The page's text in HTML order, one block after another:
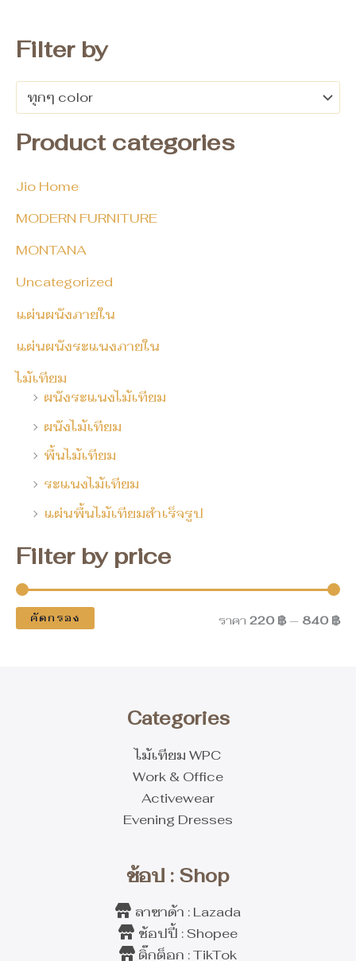
Filter by
ทุกๆ color
Product categories
Jio Home
MODERN FURNITURE
MONTANA
Uncategorized
แผ่นผนังภายใน
แผ่นผนังระแนงภายใน
ไม้เทียม
ผนังระแนงไม้เทียม
ผนังไม้เทียม
พื้นไม้เทียม
ระแนงไม้เทียม
แผ่นพื้นไม้เทียมสำเร็จรูป
Filter by price
คัดกรอง ราคา 220 ฿— 840 ฿
Categories
ไม้เทียม WPC
Work & Office
Activewear
Evening Dresses
ช้อป : Shop
ลาซาด้า : Lazada
ช้อปปี้ : Shopee
ติ๊กต็อก : TikTok